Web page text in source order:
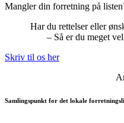
Mangler din forretning på
Har du rettelser eller
– Så er du meget
Skriv til os her
Samlingspunkt for det lokale